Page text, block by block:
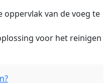
van de voeg te
voor het reinigen